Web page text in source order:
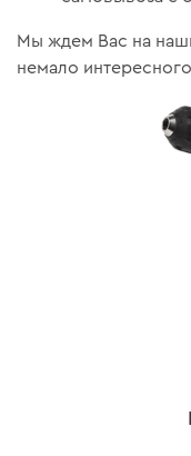
Мы ждем Вас на
немало